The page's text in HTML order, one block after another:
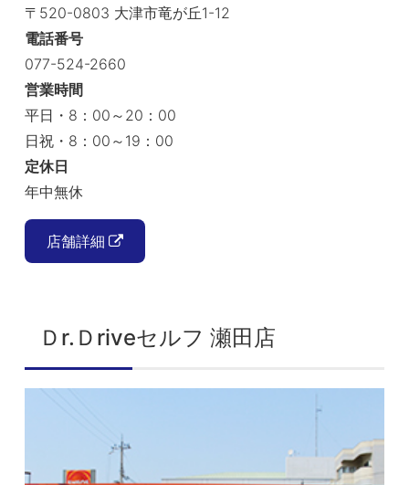
〒520-0803 大津市竜が丘1-12
電話番号
077-524-2660
営業時間
平日・8：00～20：00
日祝・8：00～19：00
定休日
年中無休
店舗詳細
Ｄr.Ｄriveセルフ 瀬田店